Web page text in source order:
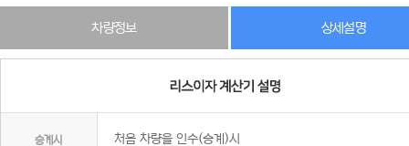
차량정보 상세설명
승계시
처음 차량을 인수(승계)시